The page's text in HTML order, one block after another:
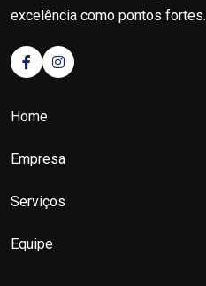
excelência como pontos fortes.
Home
Empresa
Serviços
Equipe